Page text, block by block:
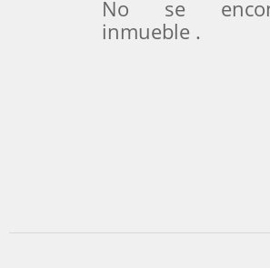
No se
inmueble .